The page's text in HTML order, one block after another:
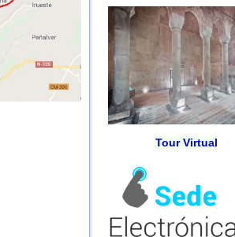
Tour Virtual